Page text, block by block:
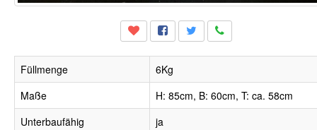
Füllmenge
6Kg
Maße
H: 85cm, B: 60cm, T: ca. 58cm
Unterbaufähig
ja